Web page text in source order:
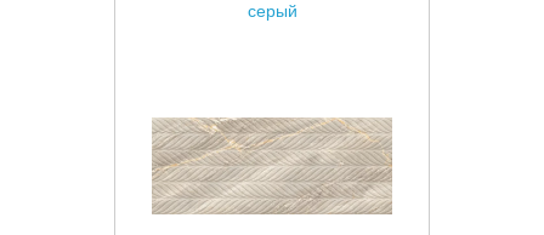
серый